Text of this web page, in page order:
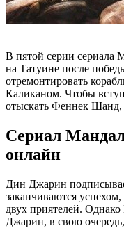
В пятой серии сериала
на Татуине после
отремонтировать
Каликаном. Чтобы
отыскать Феннек
Сериал
онлайн
Дин Джарин
заканчиваются
двух приятелей.
Джарин, в свою